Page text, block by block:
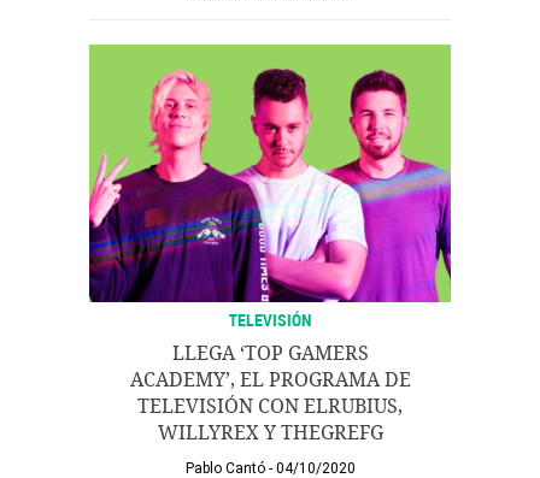
TELEVISIÓN
LLEGA ‘TOP GAMERS
ACADEMY’, EL PROGRAMA DE
TELEVISIÓN CON ELRUBIUS,
WILLYREX Y THEGREFG
Pablo Cantó 04/10/2020